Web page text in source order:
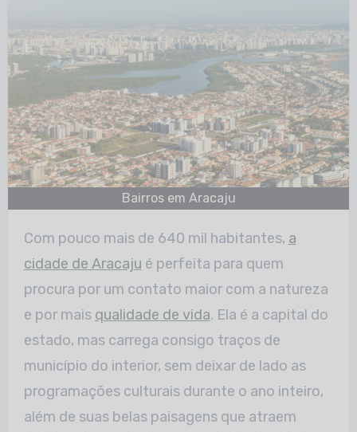
Bairros em Aracaju
Com pouco mais de 640 mil habitantes, a
cidade de Aracaju é perfeita para quem
procura por um contato maior com a natureza
e por mais qualidade de vida. Ela é a capital do
estado, mas carrega consigo traços de
município do interior, sem deixar de lado as
programações culturais durante o ano inteiro,
além de suas belas paisagens que atraem